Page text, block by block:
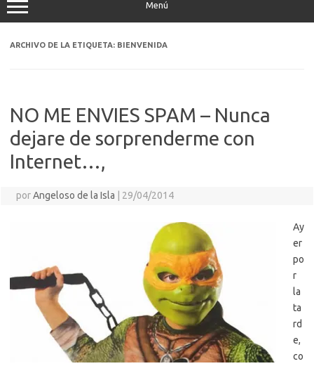
Menú
ARCHIVO DE LA ETIQUETA: BIENVENIDA
NO ME ENVIES SPAM – Nunca
dejare de sorprenderme con
Internet…,
porAngeloso de la Isla 29/04/2014
Ay
er
po
r
la
ta
rd
e,
co